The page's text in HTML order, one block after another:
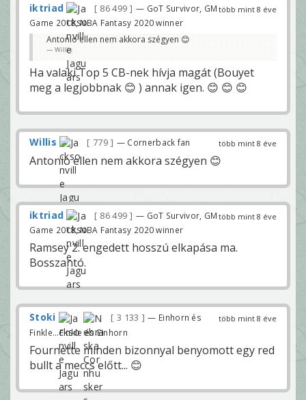
több mint 8 éve
iktriad 86 499
— GoT Survivor, GM
Game 2018, NBA Fantasy 2020 winner
Antonio ellen nem akkora szégyen 😊
Willis
Ha valaki Top 5 CB-nek hívja magát (Bouyet
meg a legjobbnak 😊 ) annak igen. 😊 😊 😊
több mint 8 éve
Willis 779 — Cornerback fan
Antonio ellen nem akkora szégyen 😊
több mint 8 éve
iktriad 86 499
— GoT Survivor, GM
Game 2018, NBA Fantasy 2020 winner
Ramsey 2. engedett hosszú elkapása ma.
Bosszantó.
több mint 8 éve
Stoki 3 133
— Einhorn és
Finkle...Finkle és Einhorn
Fournette minden bizonnyal benyomott egy red
bullt a meccs előtt... 😊